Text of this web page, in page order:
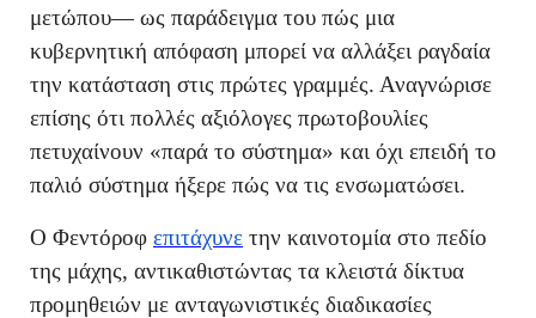
μετώπου— ως παράδειγμα του πώς μια
κυβερνητική απόφαση μπορεί να αλλάξει ραγδαία
την κατάσταση στις πρώτες γραμμές. Αναγνώρισε
επίσης ότι πολλές αξιόλογες πρωτοβουλίες
πετυχαίνουν «παρά το σύστημα» και όχι επειδή το
παλιό σύστημα ήξερε πώς να τις ενσωματώσει.
Ο Φεντόροφ επιτάχυνε την καινοτομία στο πεδίο
της μάχης, αντικαθιστώντας τα κλειστά δίκτυα
προμηθειών με ανταγωνιστικές διαδικασίες